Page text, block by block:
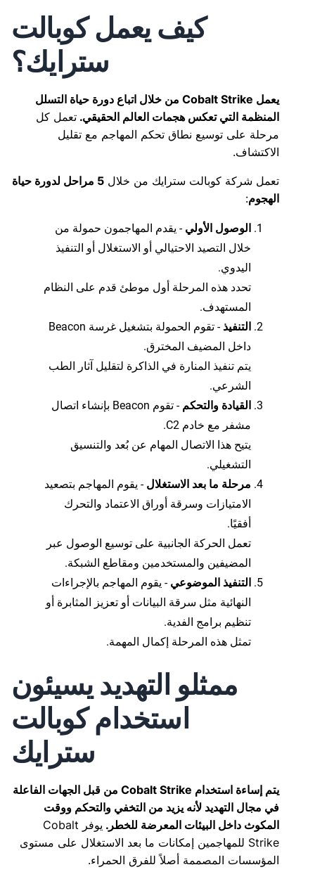
كيف يعمل كوبالت
سترايك؟
يعمل Cobalt Strike من خلال اتباع دورة حياة التسلل
المنظمة التي تعكس هجمات العالم الحقيقي. تعمل كل
مرحلة على توسيع نطاق تحكم المهاجم مع تقليل
الاكتشاف.
تعمل شركة كوبالت سترايك من خلال
5 مراحل لدورة حياة
الهجوم:
الوصول الأولي - يقدم المهاجمون حمولة من
خلال التصيد الاحتيالي أو الاستغلال أو التنفيذ
اليدوي.
تحدد هذه المرحلة أول موطئ قدم على النظام
المستهدف.
التنفيذ
- تقوم الحمولة بتشغيل غرسة Beacon
داخل المضيف المخترق.
يتم تنفيذ المنارة في الذاكرة لتقليل آثار الطب
الشرعي.
القيادة والتحكم
- تقوم Beacon بإنشاء اتصال
مشفر مع خادم C2.
يتيح هذا الاتصال المهام عن بُعد والتنسيق
التشغيلي.
مرحلة ما بعد الاستغلال - يقوم المهاجم بتصعيد
الامتيازات وسرقة أوراق الاعتماد والتحرك
أفقيًا.
تعمل الحركة الجانبية على توسيع الوصول عبر
المضيفين والمستخدمين ومقاطع الشبكة.
التنفيذ الموضوعي - يقوم المهاجم بالإجراءات
النهائية مثل سرقة البيانات أو تعزيز المثابرة أو
تنظيم برامج الفدية.
تمثل هذه المرحلة إكمال المهمة.
ممثلو التهديد يسيئون
استخدام كوبالت
سترايك
يتم إساءة استخدام Cobalt Strike من قبل الجهات الفاعلة
في مجال التهديد لأنه يزيد من التخفي والتحكم ووقت
المكوث داخل البيئات المعرضة للخطر.
يوفر Cobalt
Strike للمهاجمين إمكانات ما بعد الاستغلال على مستوى
المؤسسات المصممة أصلاً للفرق الحمراء.